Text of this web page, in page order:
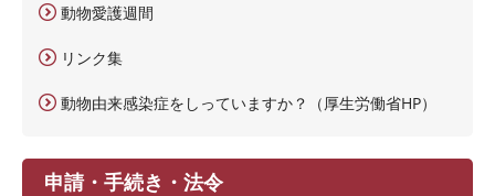
動物愛護週間
リンク集
動物由来感染症をしっていますか？（厚生労働省HP）
申請・手続き・法令